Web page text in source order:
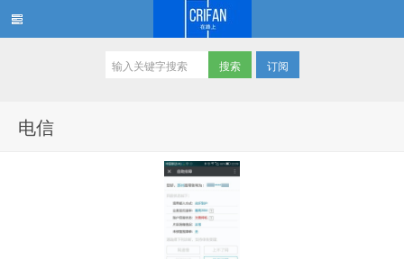
订阅
电信